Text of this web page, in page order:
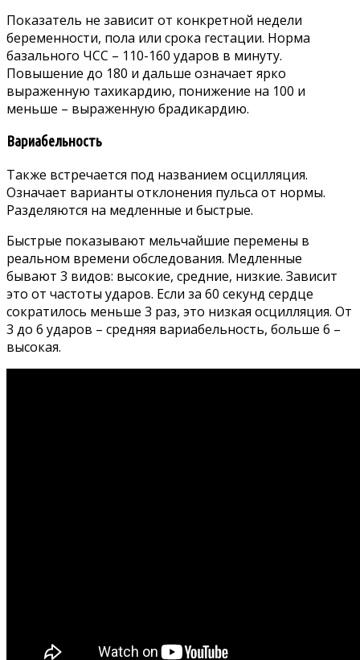
Показатель не зависит от конкретной недели
беременности, пола или срока гестации. Норма
базального ЧСС – 110-160 ударов в минуту.
Повышение до 180 и дальше означает ярко
выраженную тахикардию, понижение на 100 и
меньше – выраженную брадикардию.
Вариабельность
Также встречается под названием осцилляция.
Означает варианты отклонения пульса от нормы.
Разделяются на медленные и быстрые.
Быстрые показывают мельчайшие перемены в
реальном времени обследования. Медленные
бывают 3 видов: высокие, средние, низкие. Зависит
это от частоты ударов. Если за 60 секунд сердце
сократилось меньше 3 раз, это низкая осцилляция. От
3 до 6 ударов – средняя вариабельность, больше 6 –
высокая.